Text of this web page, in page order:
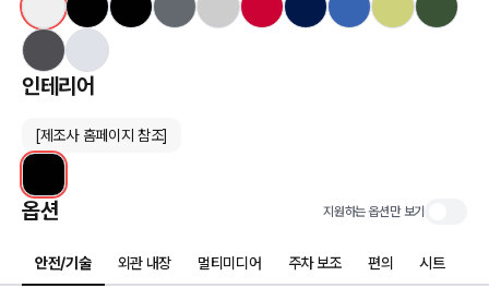
인테리어
[제조사 홈페이지 참조]
옵션 지원하는 옵션만 보기
안전/기술 외관 내장 멀티미디어 주차 보조 편의 시트